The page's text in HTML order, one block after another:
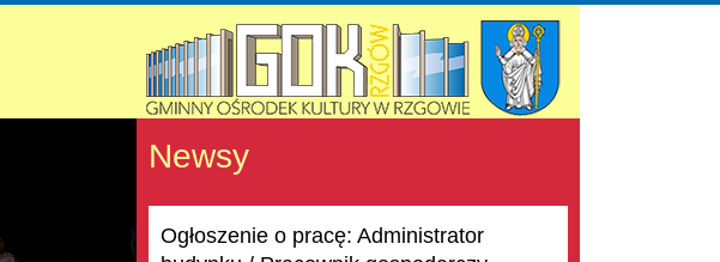
Newsy
Ogłoszenie o pracę: Administrator